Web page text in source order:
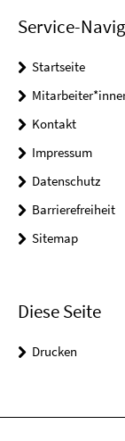
Service-
Startseite
Kontakt
Impressum
Datenschutz
Barrierefreiheit
Sitemap
Diese Seite
Drucken